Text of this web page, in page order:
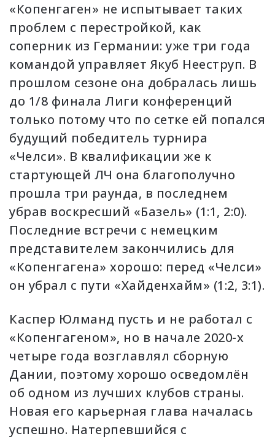
«Копенгаген» не испытывает таких
проблем с перестройкой, как
соперник из Германии: уже три года
командой управляет Якуб Нееструп. В
прошлом сезоне она добралась лишь
до 1/8 финала Лиги конференций
только потому что по сетке ей попался
будущий победитель турнира
«Челси». В квалификации же к
стартующей ЛЧ она благополучно
прошла три раунда, в последнем
убрав воскресший «Базель» (1:1, 2:0).
Последние встречи с немецким
представителем закончились для
«Копенгагена» хорошо: перед «Челси»
он убрал с пути «Хайденхайм» (1:2, 3:1).
Каспер Юлманд пусть и не работал с
«Копенгагеном», но в начале 2020-х
четыре года возглавлял сборную
Дании, поэтому хорошо осведомлён
об одном из лучших клубов страны.
Новая его карьерная глава началась
успешно. Натерпевшийся с